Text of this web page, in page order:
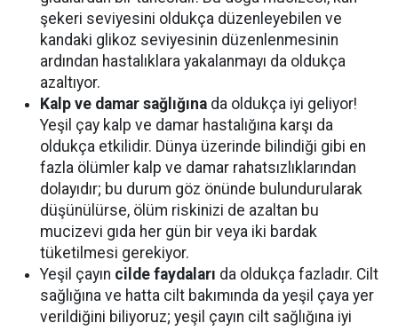
şekeri seviyesini oldukça düzenleyebilen ve
kandaki glikoz seviyesinin düzenlenmesinin
ardından hastalıklara yakalanmayı da oldukça
azaltıyor.
Kalp ve damar sağlığına da oldukça iyi geliyor!
Yeşil çay kalp ve damar hastalığına karşı da
oldukça etkilidir. Dünya üzerinde bilindiği gibi en
fazla ölümler kalp ve damar rahatsızlıklarından
dolayıdır; bu durum göz önünde bulundurularak
düşünülürse, ölüm riskinizi de azaltan bu
mucizevi gıda her gün bir veya iki bardak
tüketilmesi gerekiyor.
Yeşil çayın cilde faydaları da oldukça fazladır. Cilt
sağlığına ve hatta cilt bakımında da yeşil çaya yer
verildiğini biliyoruz; yeşil çayın cilt sağlığına iyi